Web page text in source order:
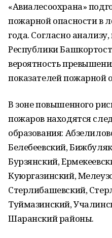
«Авиалесоохрана»
пожарной опасности в
года. Согласно анализу,
Республики
вероятность
показателей пожарной
В зоне повышенного
пожаров находятся
образования:
Белебеевский,
Бурзянский,
Куюргазинский,
Стерлибашевский,
Туймазинский,
Шаранский районы.